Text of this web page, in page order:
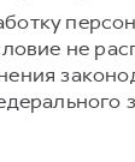
не